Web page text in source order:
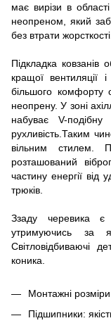
має вирізи в
неопреном, який
без втрати
Підкладка
кращої вентиляції
більшого комфорту
неопрену. У зоні
набуває V-
рухливість.Таким
вільним стилем.
розташований
частину енергії від
трюків.
Ззаду черевика є
утримуючись за
Світловідбиваючі
коника.
Монтажні
Підшипники: